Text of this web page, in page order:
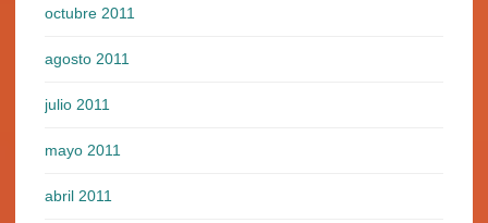
octubre 2011
agosto 2011
julio 2011
mayo 2011
abril 2011